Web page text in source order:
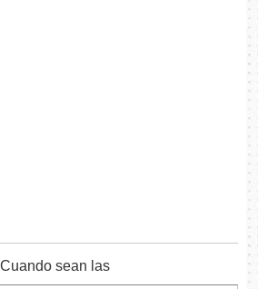
Cuando sean las